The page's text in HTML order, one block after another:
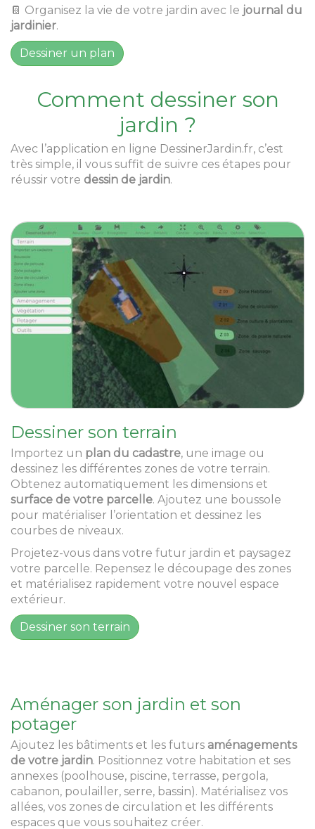
📔 Organisez la vie de votre jardin avec le journal du
jardinier.
Dessiner un plan
Comment dessiner son
jardin ?
Avec l’application en ligne DessinerJardin.fr, c’est
très simple, il vous suffit de suivre ces étapes pour
réussir votre dessin de jardin.
Dessiner son terrain
Importez un plan du cadastre, une image ou
dessinez les différentes zones de votre terrain.
Obtenez automatiquement les dimensions et
surface de votre parcelle. Ajoutez une boussole
pour matérialiser l’orientation et dessinez les
courbes de niveaux.
Projetez-vous dans votre futur jardin et paysagez
votre parcelle. Repensez le découpage des zones
et matérialisez rapidement votre nouvel espace
extérieur.
Dessiner son terrain
Aménager son jardin et son
potager
Ajoutez les bâtiments et les futurs aménagements
de votre jardin. Positionnez votre habitation et ses
annexes (poolhouse, piscine, terrasse, pergola,
cabanon, poulailler, serre, bassin). Matérialisez vos
allées, vos zones de circulation et les différents
espaces que vous souhaitez créer.